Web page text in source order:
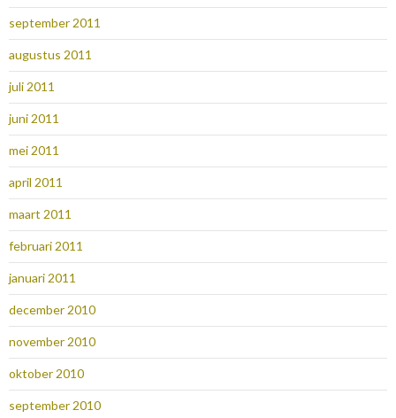
september 2011
augustus 2011
juli 2011
juni 2011
mei 2011
april 2011
maart 2011
februari 2011
januari 2011
december 2010
november 2010
oktober 2010
september 2010